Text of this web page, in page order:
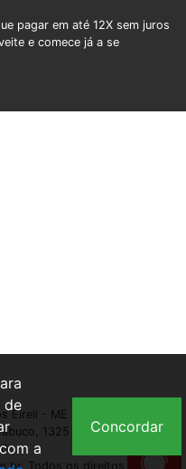
pagar em até 12X sem juros
e comece já a se
Eireli - ME | CNPJ:
1325 - São Cristóvão,
Todos os direitos
de
a
Concordar